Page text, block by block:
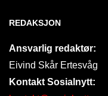
REDAKSJON
Ansvarlig redaktør:
Eivind Skår Ertesvåg
Kontakt Sosialnytt: